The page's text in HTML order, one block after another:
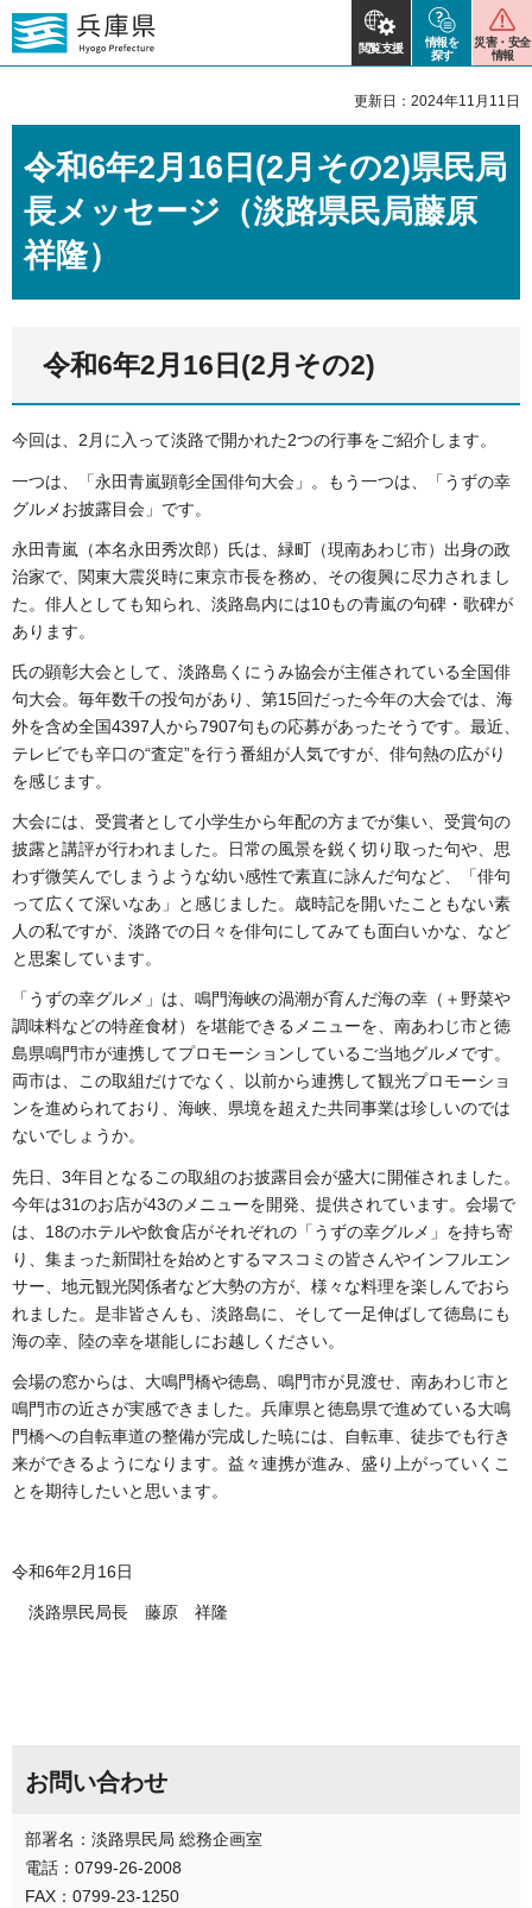
閲覧支援
情報を
探す
災害・安全
情報
更新日：2024年11月11日
令和6年2月16日(2月その2)県民局
長メッセージ（淡路県民局藤原
祥隆）
令和6年2月16日(2月その2)
今回は、2月に入って淡路で開かれた2つの行事をご紹介します。
一つは、「永田青嵐顕彰全国俳句大会」。もう一つは、「うずの幸
グルメお披露目会」です。
永田青嵐（本名永田秀次郎）氏は、緑町（現南あわじ市）出身の政
治家で、関東大震災時に東京市長を務め、その復興に尽力されまし
た。俳人としても知られ、淡路島内には10もの青嵐の句碑・歌碑が
あります。
氏の顕彰大会として、淡路島くにうみ協会が主催されている全国俳
句大会。毎年数千の投句があり、第15回だった今年の大会では、海
外を含め全国4397人から7907句もの応募があったそうです。最近、
テレビでも辛口の“査定”を行う番組が人気ですが、俳句熱の広がり
を感じます。
大会には、受賞者として小学生から年配の方までが集い、受賞句の
披露と講評が行われました。日常の風景を鋭く切り取った句や、思
わず微笑んでしまうような幼い感性で素直に詠んだ句など、「俳句
って広くて深いなあ」と感じました。歳時記を開いたこともない素
人の私ですが、淡路での日々を俳句にしてみても面白いかな、など
と思案しています。
「うずの幸グルメ」は、鳴門海峡の渦潮が育んだ海の幸（＋野菜や
調味料などの特産食材）を堪能できるメニューを、南あわじ市と徳
島県鳴門市が連携してプロモーションしているご当地グルメです。
両市は、この取組だけでなく、以前から連携して観光プロモーショ
ンを進められており、海峡、県境を超えた共同事業は珍しいのでは
ないでしょうか。
先日、3年目となるこの取組のお披露目会が盛大に開催されました。
今年は31のお店が43のメニューを開発、提供されています。会場で
は、18のホテルや飲食店がそれぞれの「うずの幸グルメ」を持ち寄
り、集まった新聞社を始めとするマスコミの皆さんやインフルエン
サー、地元観光関係者など大勢の方が、様々な料理を楽しんでおら
れました。是非皆さんも、淡路島に、そして一足伸ばして徳島にも
海の幸、陸の幸を堪能しにお越しください。
会場の窓からは、大鳴門橋や徳島、鳴門市が見渡せ、南あわじ市と
鳴門市の近さが実感できました。兵庫県と徳島県で進めている大鳴
門橋への自転車道の整備が完成した暁には、自転車、徒歩でも行き
来ができるようになります。益々連携が進み、盛り上がっていくこ
とを期待したいと思います。
令和6年2月16日
淡路県民局長 藤原 祥隆
お問い合わせ
部署名：淡路県民局 総務企画室
電話：0799-26-2008
FAX：0799-23-1250